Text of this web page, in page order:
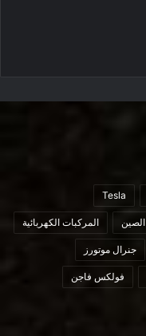
Tesla
الصين المركبات الكهربائية
جنرال موتورز
فولكس فاجن